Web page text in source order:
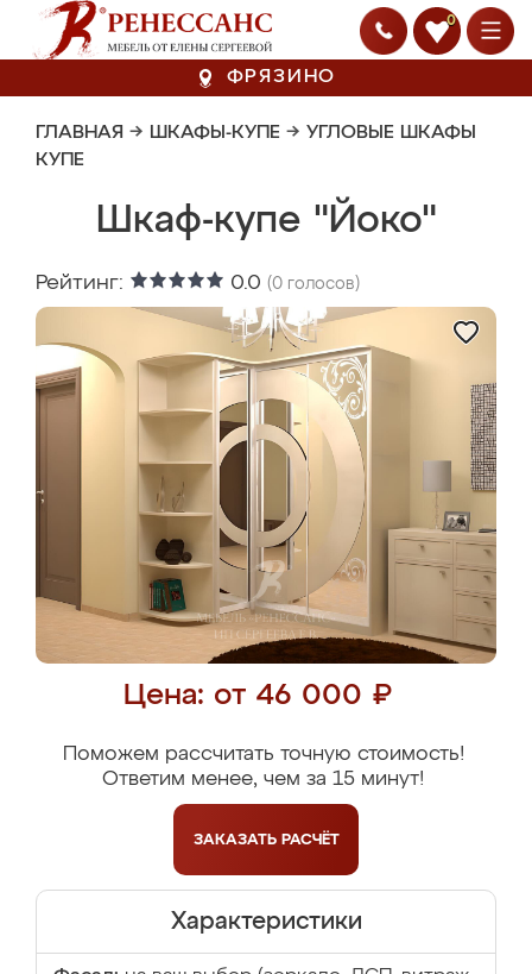
0
ФРЯЗИНО
ГЛАВНАЯ → ШКАФЫ-КУПЕ → УГЛОВЫЕ ШКАФЫ
КУПЕ
Шкаф-купе "Йоко"
Рейтинг: 0.0 (0 голосов)
Цена: от 46 000 ₽
Поможем рассчитать точную стоимость!
Ответим менее, чем за 15 минут!
ЗАКАЗАТЬ РАСЧЁТ
Характеристики